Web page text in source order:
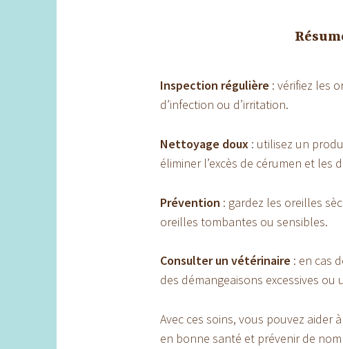
Inspection régulière : vérifiez les
d’infection ou d’irritation.
Nettoyage doux : utilisez un
éliminer l’excès de cérumen et les
Prévention : gardez les oreilles
oreilles tombantes ou sensibles.
Consulter un vétérinaire : en cas
des démangeaisons excessives ou
Avec ces soins, vous pouvez
en bonne santé et prévenir de